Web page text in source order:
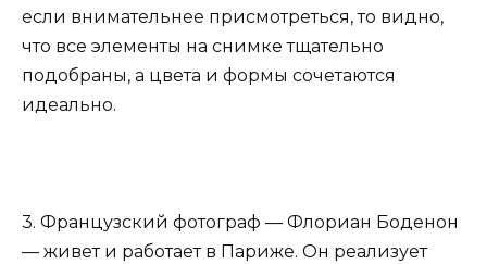
если внимательнее присмотреться, то видно,
что все элементы на снимке тщательно
подобраны, а цвета и формы сочетаются
идеально.
3. Французский фотограф — Флориан Боденон
— живет и работает в Париже. Он реализует